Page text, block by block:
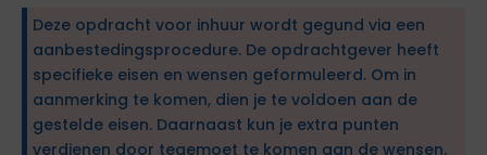
Deze opdracht voor inhuur wordt gegund via een
aanbestedingsprocedure. De opdrachtgever heeft
specifieke eisen en wensen geformuleerd. Om in
aanmerking te komen, dien je te voldoen aan de
gestelde eisen. Daarnaast kun je extra punten
verdienen door tegemoet te komen aan de wensen.